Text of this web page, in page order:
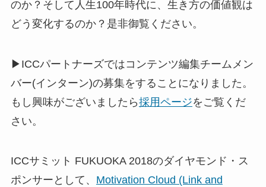
のか？そして人生100年時代に、生き方の価値観は
どう変化するのか？是非御覧ください。
▶ICCパートナーズではコンテンツ編集チームメン
バー(インターン)の募集をすることになりました。
もし興味がございましたら採用ページをご覧くだ
さい。
ICCサミット FUKUOKA 2018のダイヤモンド・ス
ポンサーとして、 Motivation Cloud (Link and